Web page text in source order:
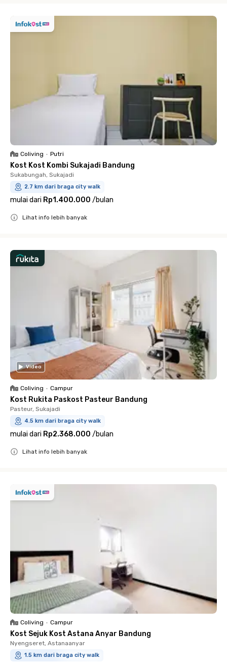
Coliving • Putri
Kost Kost Kombi Sukajadi Bandung
Sukabungah, Sukajadi
2.7 km dari braga city walk
mulai dari Rp1.400.000 /bulan
Lihat info lebih banyak
Video
Coliving • Campur
Kost Rukita Paskost Pasteur Bandung
Pasteur, Sukajadi
4.5 km dari braga city walk
mulai dari Rp2.368.000 /bulan
Lihat info lebih banyak
Coliving • Campur
Kost Sejuk Kost Astana Anyar Bandung
Nyengseret, Astanaanyar
1.5 km dari braga city walk